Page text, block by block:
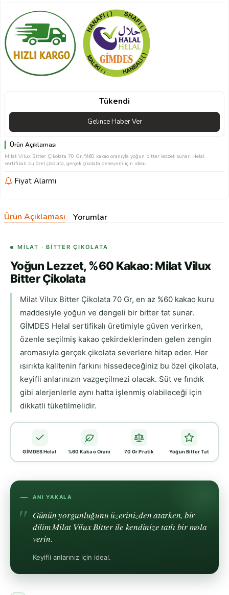
Tükendi
Gelince Haber Ver
Ürün Açıklaması
Milat Vilux Bitter Çikolata 70 Gr, %60 kakao oranıyla yoğun bitter lezzet sunar. Helal
sertifikalı bu özel çikolata, gerçek çikolata deneyimi için ideal.
Fiyat Alarmı
Ürün Açıklaması Yorumlar
MILAT · BITTER ÇIKOLATA
Yoğun Lezzet, %60 Kakao: Milat Vilux
Bitter Çikolata
Milat Vilux Bitter Çikolata 70 Gr, en az %60 kakao kuru
maddesiyle yoğun ve dengeli bir bitter tat sunar.
GİMDES Helal sertifikalı üretimiyle güven verirken,
özenle seçilmiş kakao çekirdeklerinden gelen zengin
aromasıyla gerçek çikolata severlere hitap eder. Her
ısırıkta kalitenin farkını hissedeceğiniz bu özel çikolata,
keyifli anlarınızın vazgeçilmezi olacak. Süt ve fındık
gibi alerjenlerle aynı hatta işlenmiş olabileceği için
dikkatli tüketilmelidir.
GİMDES Helal %60 Kakao Oranı 70 Gr Pratik Yoğun Bitter Tat
ANI YAKALA
Günün yorgunluğunu üzerinizden atarken, bir
dilim Milat Vilux Bitter ile kendinize tatlı bir mola
verin.
Keyifli anlarınız için ideal.